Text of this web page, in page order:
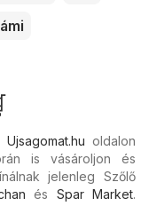
Ujsagomat.hu oldalon
is vásároljon és
jelenleg Szőlő
és Spar Market.